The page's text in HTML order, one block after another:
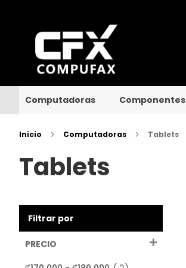
Computadoras
Componentes
Inicio Computadoras Tablets
Tablets
Filtrar por
PRECIO